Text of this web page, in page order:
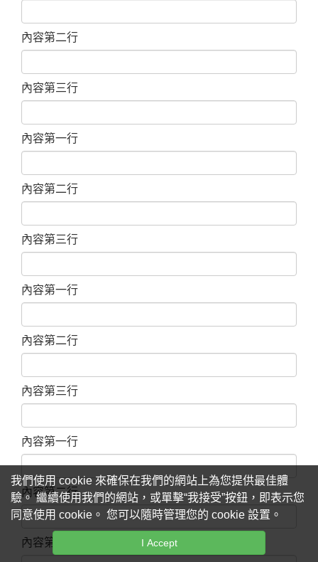
內容第二行
內容第三行
內容第一行
內容第二行
內容第三行
內容第一行
內容第二行
內容第三行
內容第一行
內容第二行
內容第三行
我們使用 cookie 來確保在我們的網站上為您提供最佳體
驗。 繼續使用我們的網站，或單擊“我接受”按鈕，即表示您
同意使用 cookie。 您可以隨時管理您的 cookie 設置。
I Accept